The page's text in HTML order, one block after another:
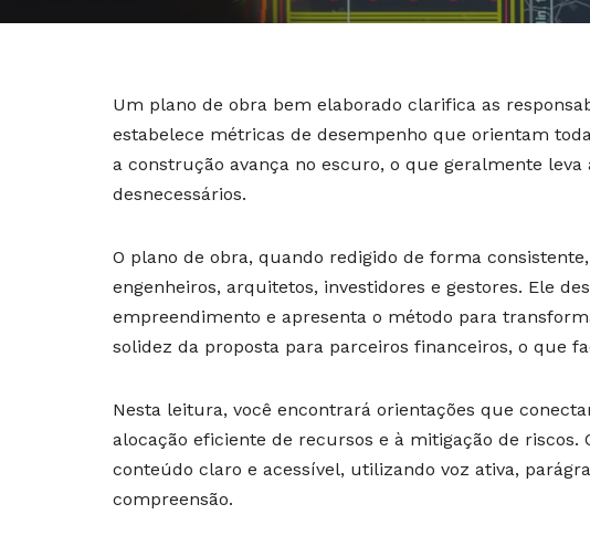
Um plano de obra bem elaborado clarifica as
estabelece métricas de desempenho que orientam
a construção avança no escuro, o que geralmente
desnecessários.
O plano de obra, quando redigido de forma
engenheiros, arquitetos, investidores e gestores. Ele
empreendimento e apresenta o método para
solidez da proposta para parceiros financeiros, o que
Nesta leitura, você encontrará orientações que
alocação eficiente de recursos e à mitigação de riscos.
conteúdo claro e acessível, utilizando voz ativa,
compreensão.